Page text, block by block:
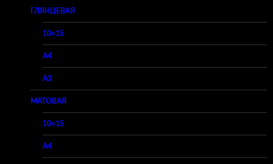
ГЛЯНЦЕВАЯ
10×15
A4
A3
МАТОВАЯ
10×15
A4